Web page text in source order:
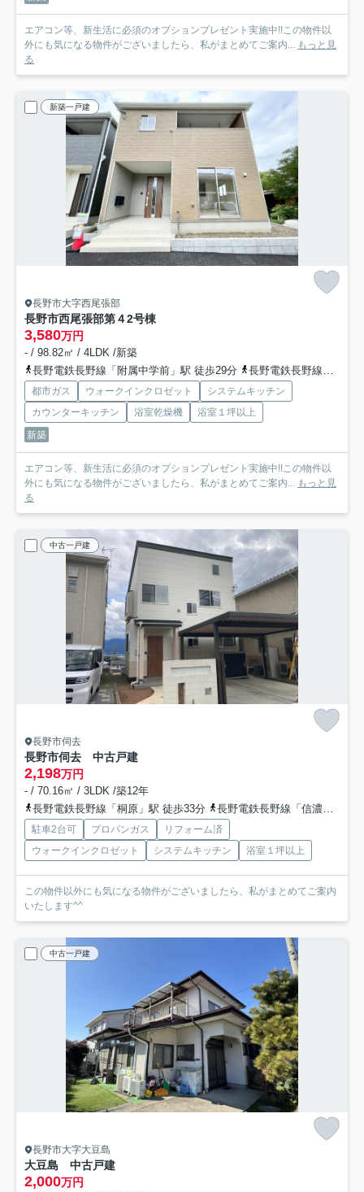
エアコン等、新生活に必須のオプションプレゼント実施中!!この物件以
外にも気になる物件がございましたら、私がまとめてご案内... もっと見
る
新築一戸建
長野市大字西尾張部
長野市西尾張部第４2号棟
3,580万円
- / 98.82㎡ / 4LDK /新築
長野電鉄長野線「附属中学前」駅 徒歩29分
長野電鉄長野線「朝陽」駅 徒歩30分
都市ガス ウォークインクロゼット
システムキッチン
カウンターキッチン
浴室乾燥機
浴室１坪以上
新築
エアコン等、新生活に必須のオプションプレゼント実施中!!この物件以
外にも気になる物件がございましたら、私がまとめてご案内... もっと見
る
中古一戸建
長野市伺去
長野市伺去 中古戸建
2,198万円
- / 70.16㎡ / 3LDK /築12年
長野電鉄長野線「桐原」駅 徒歩33分
長野電鉄長野線「信濃吉田」駅 徒歩39分
駐車2台可 プロパンガス
リフォーム済
ウォークインクロゼット
システムキッチン 浴室１坪以上
この物件以外にも気になる物件がございましたら、私がまとめてご案内
いたします^^
中古一戸建
長野市大字大豆島
大豆島 中古戸建
2,000万円